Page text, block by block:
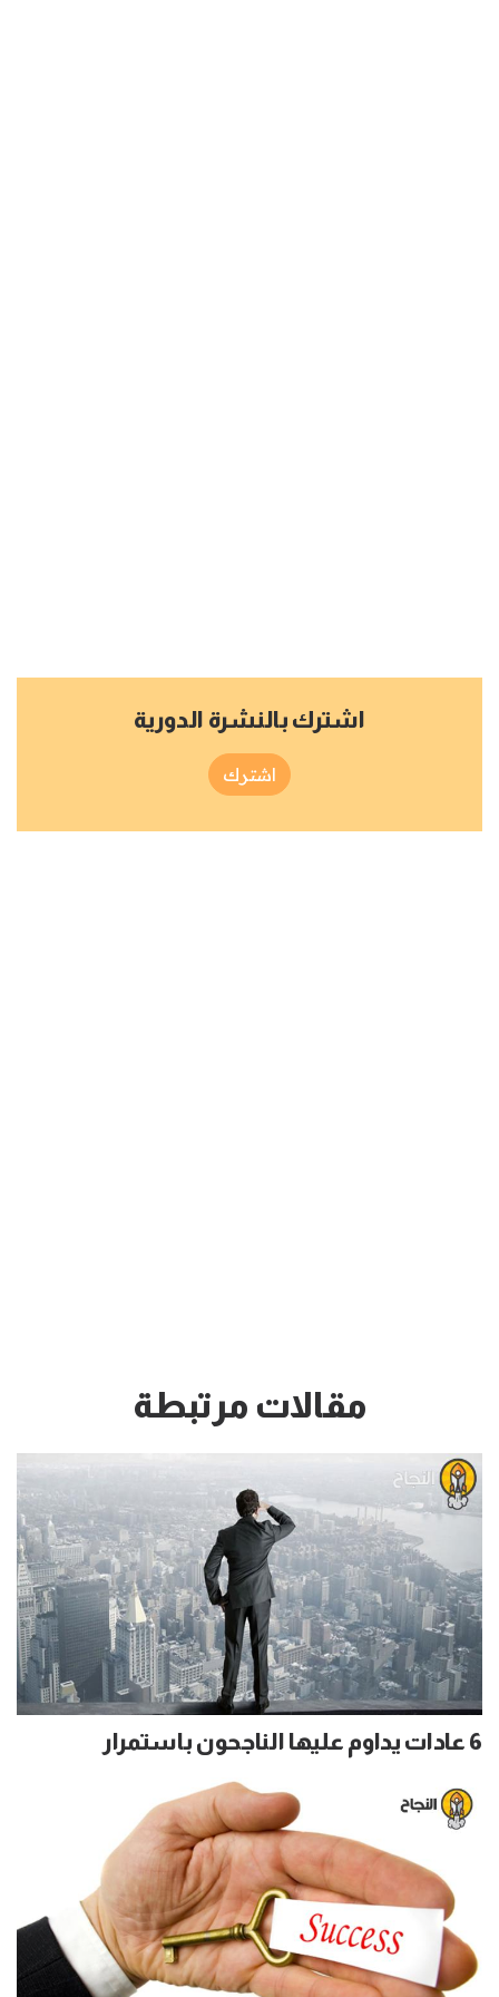
اشترك بالنشرة الدورية
اشترك
مقالات مرتبطة
6 عادات يداوم عليها الناجحون باستمرار